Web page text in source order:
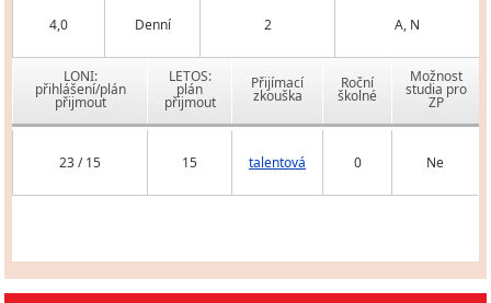
4,0 Denní 2 A, N
LONI:
přihlášení/plán
přijmout
LETOS:
plán
přijmout
Přijímací
zkouška
Roční
školné
Možnost
studia pro
ZP
23 / 15 15 talentová 0 Ne